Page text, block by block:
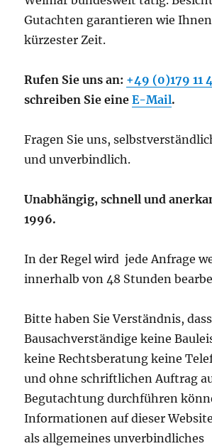
Gutachten garantieren wie
kürzester Zeit.
Rufen Sie uns an: +49 (0)179 11
schreiben Sie eineE-Mail.
Fragen Sie uns,
und unverbindlich.
Unabhängig, schnell und
1996.
In der Regel wird jede Anfrage
innerhalb von 48 Stunden
Bitte haben Sie Verständnis,
Bausachverständige keine
keine Rechtsberatung keine
und ohne schriftlichen Auftrag
Begutachtung durchführen
Informationen auf dieser
als allgemeines unverbindliches